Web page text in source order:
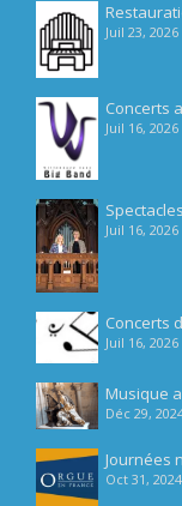
Juil 23, 2026
Concerts
Juil 16, 2026
Juil 16, 2026
Concerts
Juil 16, 2026
Musique
Déc 29,
Journées
Oct 31, 2024